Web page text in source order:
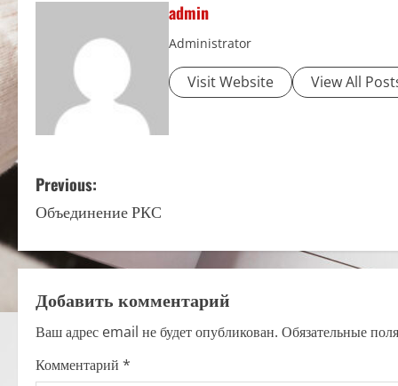
admin
Administrator
Visit Website View All
P
o
s
t
n
a
Previous:
Объединение РКС
Добавить комментарий
Ваш адрес email не будет опубликован. Обязательные
Комментарий *